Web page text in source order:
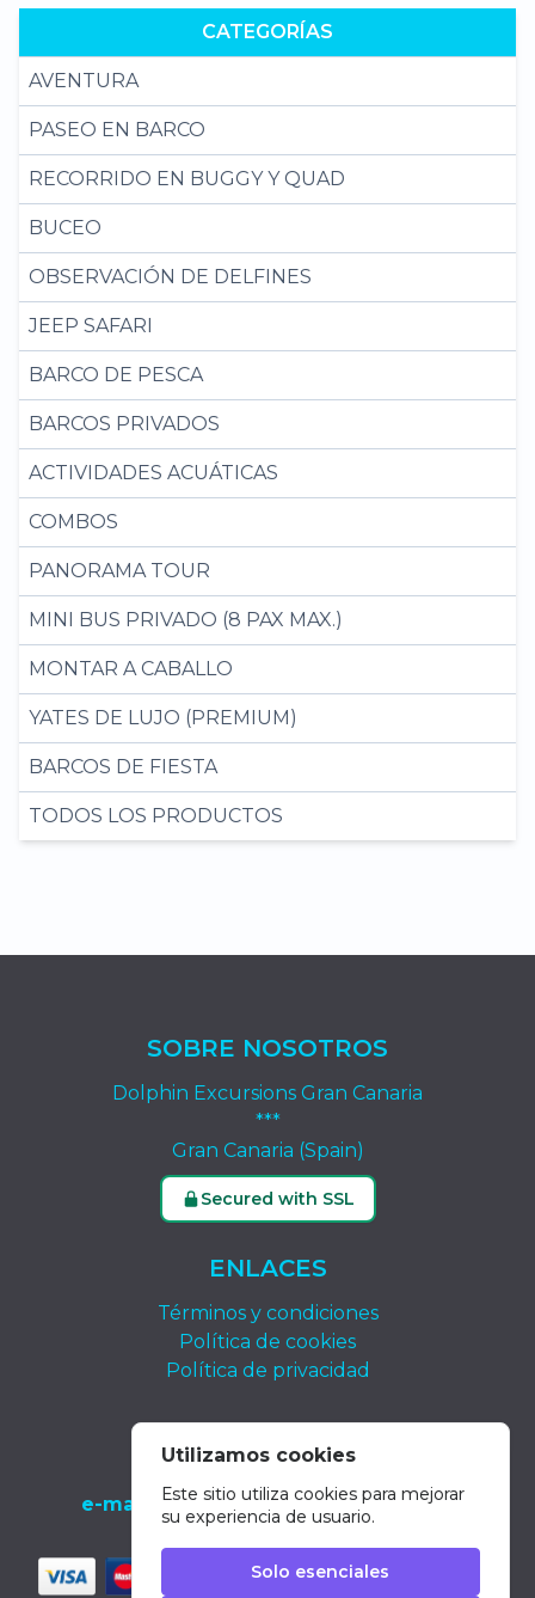
CATEGORÍAS
AVENTURA
PASEO EN BARCO
RECORRIDO EN BUGGY Y QUAD
BUCEO
OBSERVACIÓN DE DELFINES
JEEP SAFARI
BARCO DE PESCA
BARCOS PRIVADOS
ACTIVIDADES ACUÁTICAS
COMBOS
PANORAMA TOUR
MINI BUS PRIVADO (8 PAX MAX.)
MONTAR A CABALLO
YATES DE LUJO (PREMIUM)
BARCOS DE FIESTA
TODOS LOS PRODUCTOS
SOBRE NOSOTROS
Dolphin Excursions Gran Canaria
***
Gran Canaria (Spain)
Secured with SSL
ENLACES
Términos y condiciones
Política de cookies
Política de privacidad
CONTACTO
e-mail:
info@dolphin-excursions-gran-
Utilizamos cookies
Este sitio utiliza cookies para mejorar
su experiencia de usuario.
Solo esenciales